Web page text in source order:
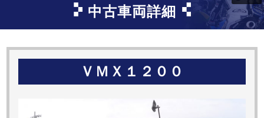
中古車両詳細
ＶＭＸ１２００